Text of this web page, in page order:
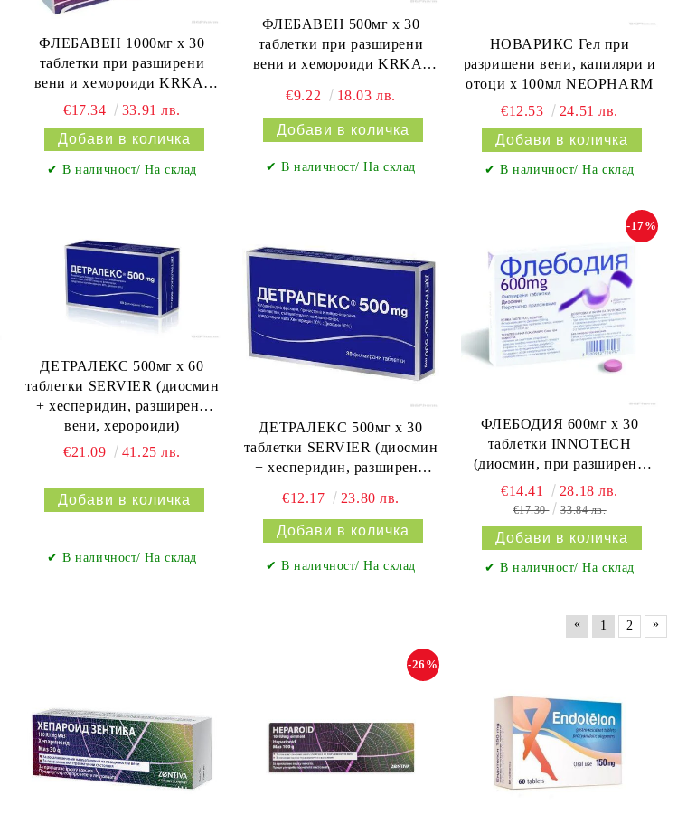
ФЛЕБАВЕН 1000мг х 30
таблетки при разширени
вени и хемороиди KRKA |
FLEBAVEN
€17.34 33.91 лв.
✔ В наличност/ На склад
ФЛЕБАВЕН 500мг х 30
таблетки при разширени
вени и хемороиди KRKA |
€9.22 18.03 лв.
✔ В наличност/ На склад
НОВАРИКС Гел при
разришени вени, капиляри и
отоци х 100мл NEOPHARM
€12.53
24.51 лв.
✔ В наличност/ На склад
ДЕТРАЛЕКС 500мг х 60
таблетки SERVIER (диосмин
+ хесперидин, разширени
вени, херороиди)
€21.09
41.25 лв.
✔ В наличност/ На склад
ДЕТРАЛЕКС 500мг х 30
таблетки SERVIER (диосмин
+ хесперидин, разширени
€12.17 23.80 лв.
✔ В наличност/ На склад
ФЛЕБОДИЯ 600мг х 30
таблетки INNOTECH
(диосмин, при разширени
вени и хемороиди)
-17%
€14.41 28.18 лв.
€17.30 33.84 лв.
✔ В наличност/ На склад
« 1 2 »
-26%